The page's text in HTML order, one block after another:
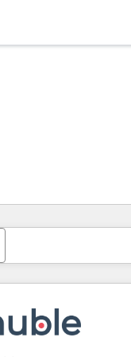
Vous êtes
PagePagePage